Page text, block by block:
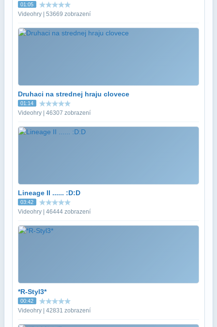
01:05
Videohry | 53669 zobrazení
Druhaci na strednej hraju clovece
01:14
Videohry | 46307 zobrazení
Lineage II ...... :D:D
03:42
Videohry | 46444 zobrazení
*R-Styl3*
00:42
Videohry | 42831 zobrazení